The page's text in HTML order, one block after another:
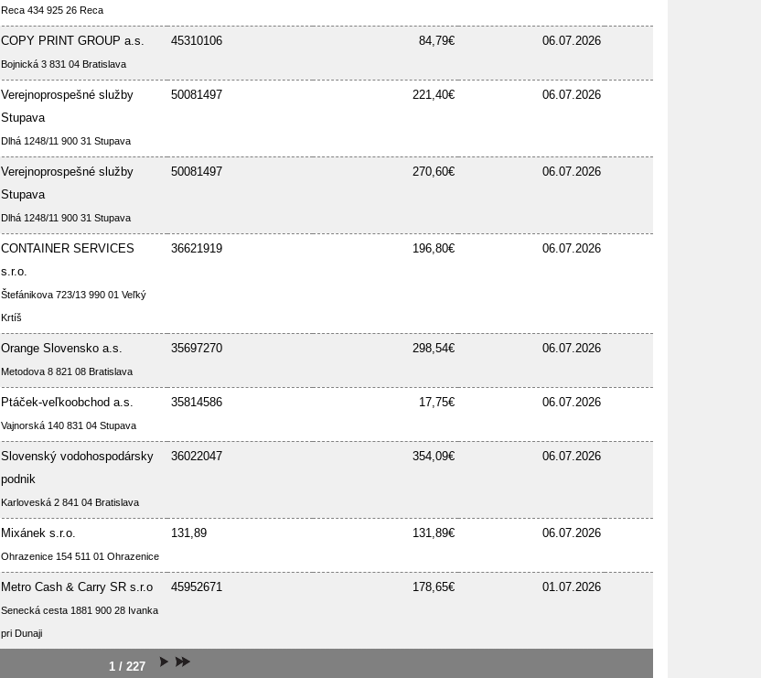
Reca 434 925 26 Reca
COPY PRINT GROUP a.s.
Bojnická 3 831 04 Bratislava
45310106 84,79€ 06.07.2026
Verejnoprospešné služby
Stupava
Dlhá 1248/11 900 31 Stupava
50081497 221,40€ 06.07.2026
Verejnoprospešné služby
Stupava
Dlhá 1248/11 900 31 Stupava
50081497 270,60€ 06.07.2026
CONTAINER SERVICES
s.r.o.
Štefánikova 723/13 990 01 Veľký
Krtíš
36621919 196,80€ 06.07.2026
Orange Slovensko a.s.
Metodova 8 821 08 Bratislava
35697270 298,54€ 06.07.2026
Ptáček-veľkoobchod a.s.
Vajnorská 140 831 04 Stupava
35814586 17,75€ 06.07.2026
Slovenský vodohospodársky
podnik
Karloveská 2 841 04 Bratislava
36022047 354,09€ 06.07.2026
Mixánek s.r.o.
Ohrazenice 154 511 01 Ohrazenice
131,89 131,89€ 06.07.2026
Metro Cash & Carry SR s.r.o
Senecká cesta 1881 900 28 Ivanka
pri Dunaji
45952671 178,65€ 01.07.2026
1 / 227